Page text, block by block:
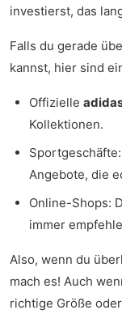
investierst, das
Falls du gerade
kannst, hier sind
Offizielle
Kollektionen.
Angebote, die
Online-Shops:
immer
Also, wenn du
mach es! Auch
richtige Größe